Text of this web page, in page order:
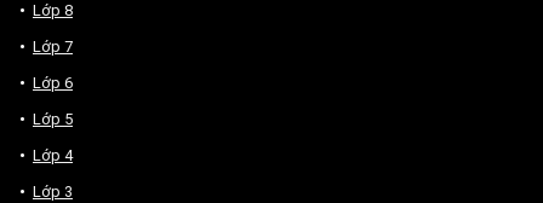
Lớp 8
Lớp 7
Lớp 6
Lớp 5
Lớp 4
Lớp 3